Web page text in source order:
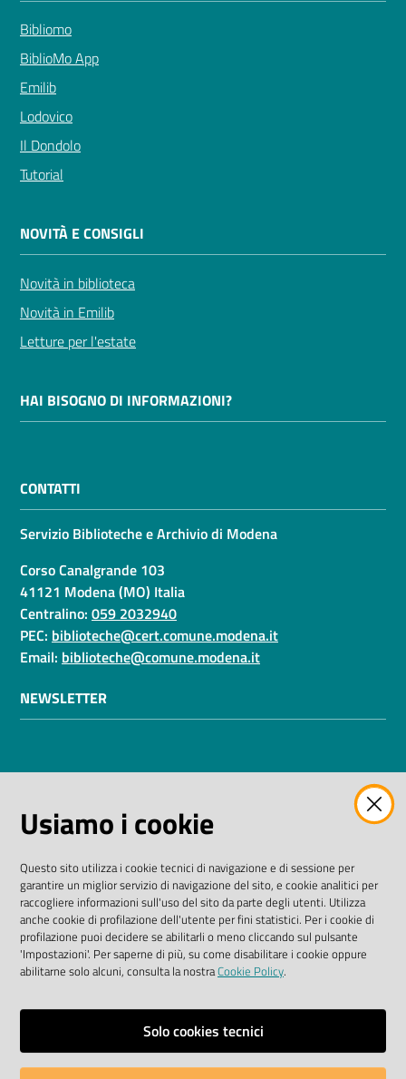
Bibliomo
BiblioMo App
Emilib
Lodovico
Il Dondolo
Tutorial
NOVITÀ E CONSIGLI
Novità in biblioteca
Novità in Emilib
Letture per l'estate
HAI BISOGNO DI INFORMAZIONI?
CONTATTI
Servizio Biblioteche e Archivio di Modena
Corso Canalgrande 103
41121 Modena (MO) Italia
Centralino: 059 2032940
PEC: biblioteche@cert.comune.modena.it
Email: biblioteche@comune.modena.it
NEWSLETTER
I dati personali pubblicati sono riutilizzabili solo alle
2003/98/CE e dal D. Lgs. n. 36/2006
SEGUICI SU
Facebook Biblioteche
Instagram
TwitterYouTube
Scarica le app
Usiamo i cookie
Questo sito utilizza i cookie tecnici di navigazione e di sessione per
garantire un miglior servizio di navigazione del sito, e cookie analitici per
raccogliere informazioni sull'uso del sito da parte degli utenti. Utilizza
anche cookie di profilazione dell'utente per fini statistici. Per i cookie di
profilazione puoi decidere se abilitarli o meno cliccando sul pulsante
'Impostazioni'. Per saperne di più, su come disabilitare i cookie oppure
abilitarne solo alcuni, consulta la nostraCookie Policy.
Solo cookies tecnici